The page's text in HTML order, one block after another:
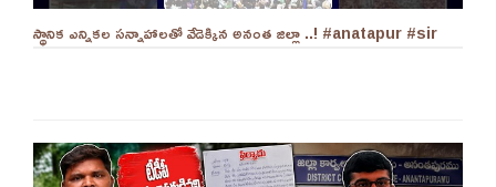
స్థానిక ఎన్నికల సన్నాహాలతో వేడెక్కిన అనంత జిల్లా ..! #anatapur #sir